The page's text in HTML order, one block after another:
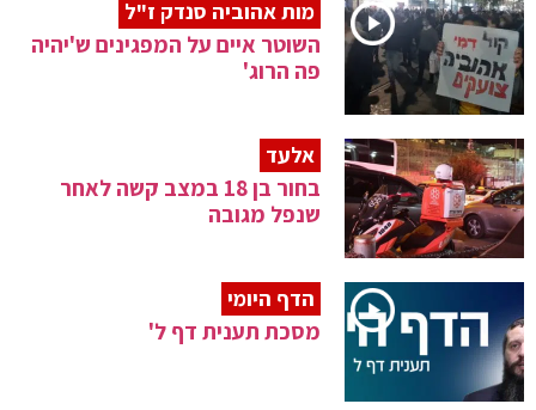
מות אהוביה סנדק ז"ל
השוטר איים על המפגינים ש'יהיה
פה הרוג'
אלעד
בחור בן 18 במצב קשה לאחר
שנפל מגובה
הדף היומי
מסכת תענית דף ל'